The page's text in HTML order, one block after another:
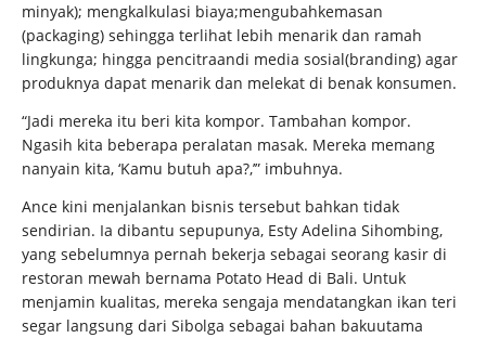
minyak); mengkalkulasi biaya;mengubahkemasan
(packaging) sehingga terlihat lebih menarik dan ramah
lingkunga; hingga pencitraandi media sosial(branding) agar
produknya dapat menarik dan melekat di benak konsumen.
“Jadi mereka itu beri kita kompor. Tambahan kompor.
Ngasih kita beberapa peralatan masak. Mereka memang
nanyain kita, ‘Kamu butuh apa?,’” imbuhnya.
Ance kini menjalankan bisnis tersebut bahkan tidak
sendirian. Ia dibantu sepupunya, Esty Adelina Sihombing,
yang sebelumnya pernah bekerja sebagai seorang kasir di
restoran mewah bernama Potato Head di Bali. Untuk
menjamin kualitas, mereka sengaja mendatangkan ikan teri
segar langsung dari Sibolga sebagai bahan bakuutama